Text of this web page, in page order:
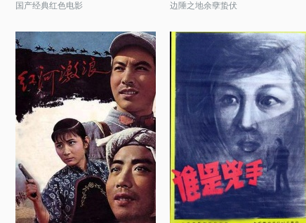
国产经典红色电影 边陲之地余孽蛰伏